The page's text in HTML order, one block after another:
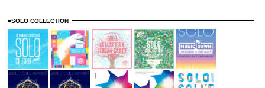
■SOLO COLLECTION